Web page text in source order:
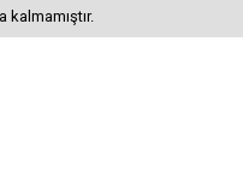
kalmamıştır.